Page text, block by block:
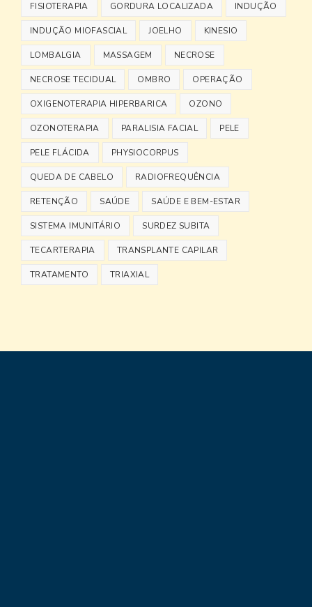
FISIOTERAPIA GORDURA LOCALIZADA INDUÇÃO
INDUÇÃO MIOFASCIAL JOELHO KINESIO
LOMBALGIA MASSAGEM NECROSE
NECROSE TECIDUAL OMBRO OPERAÇÃO
OXIGENOTERAPIA HIPERBARICA OZONO
OZONOTERAPIA PARALISIA FACIAL PELE
PELE FLÁCIDA PHYSIOCORPUS
QUEDA DE CABELO RADIOFREQUÊNCIA
RETENÇÃO SAÚDE SAÚDE E BEM-ESTAR
SISTEMA IMUNITÁRIO SURDEZ SUBITA
TECARTERAPIA TRANSPLANTE CAPILAR
TRATAMENTO TRIAXIAL